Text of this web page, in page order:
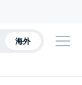
海外